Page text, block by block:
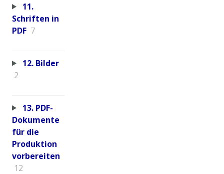
11.
Schriften in
PDF 7
12. Bilder
2
13. PDF-
Dokumente
für die
Produktion
vorbereiten
12